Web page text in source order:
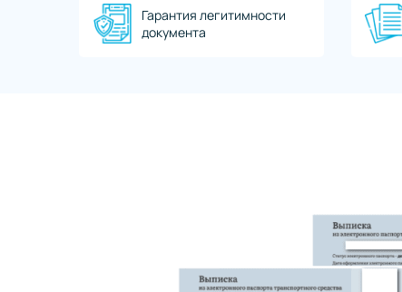
Гарантия легитимности
документа